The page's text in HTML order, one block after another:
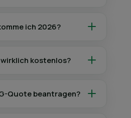
ich 2026?
kostenlos?
Quote beantragen?